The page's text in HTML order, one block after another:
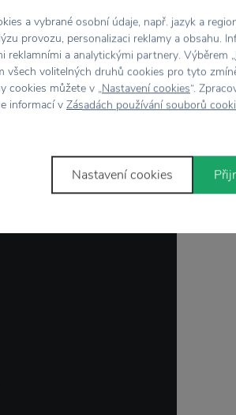
surový a odhalený
minimalistické
. Díky své barevné
zdi.
a vybrané osobní údaje, např. jazyk a
provozu, personalizaci reklamy a obsahu.
reklamními a analytickými partnery. Výběrem „
všech volitelných druhů cookies pro tyto
cookies můžete v „Nastavení cookies“.
informací v Zásadách používání souborů
Nastavení cookies